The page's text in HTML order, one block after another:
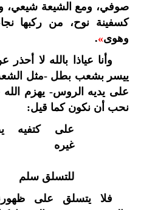
صوفي، ومع الشيعة شيعي،
كسفينة نوح، من ركبها
وهوى»
.
وأنا عياذا بالله لا أحذر
ييسر بشعب بطل -مثل الشعب
على يديه الروس- يهزم الله
نحب أن نكون كما قيل:
على كتفيه
غيره
وهل
للتسلق سلم
فلا يتسلق على